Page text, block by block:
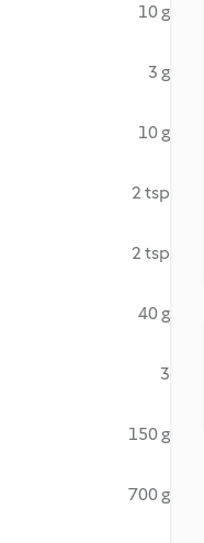
10 g
3 g
10 g
2 tsp
2 tsp
40 g
3
150 g
700 g